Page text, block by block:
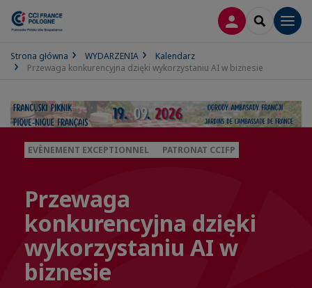
LOGOWANIE
SEARCH
Strona główna WYDARZENIA
Kalendarz
​Przewaga konkurencyjna dzięki wykorzystaniu AI w biznesie
EVÈNEMENT EXCEPTIONNEL PATRONAT CCIFP
​Przewaga
konkurencyjna dzięki
wykorzystaniu AI w
biznesie